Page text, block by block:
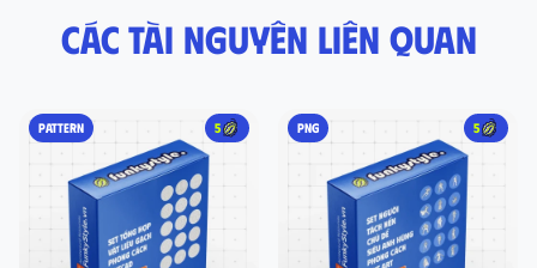
Các tài nguyên liên quan
PATTERN 5 PNG 5